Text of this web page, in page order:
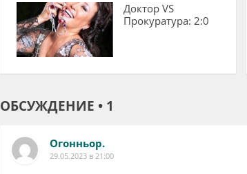
Доктор VS
Прокуратура: 2:0
ОБСУЖДЕНИЕ • 1
Огонньор.
29.05.2023 в 21:00